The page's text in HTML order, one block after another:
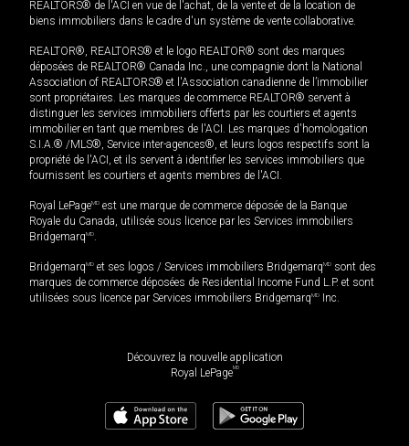
REALTORS® de l'ACI en vue de l'achat, de la vente et de la location de
biens immobiliers dans le cadre d'un système de vente collaborative.
REALTOR®, REALTORS® et le logo REALTOR® sont des marques
déposées de REALTOR® Canada Inc., une compagnie dont la National
Association of REALTORS® et l'Association canadienne de l’immobilier
sont propriétaires. Les marques de commerce REALTOR® servent à
distinguer les services immobiliers offerts par les courtiers et agents
immobilier en tant que membres de l'ACI. Les marques d'homologation
S.I.A.® /MLS®, Service inter-agences®, et leurs logos respectifs sont la
propriété de l'ACI, et ils servent à identifier les services immobiliers que
fournissent les courtiers et agents membres de l'ACI.
Royal LePageMD est une marque de commerce déposée de la Banque
Royale du Canada, utilisée sous licence par les Services immobiliers
BridgemarqMD
BridgemarqMD et ses logos / Services immobiliers BridgemarqMD sont des
marques de commerce déposées de Residential Income Fund L.P. et sont
utilisées sous licence par Services immobiliers BridgemarqMD Inc.
Découvrez la nouvelle application
Royal LePageMD